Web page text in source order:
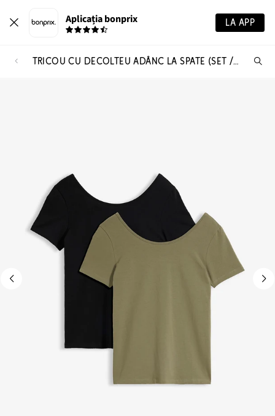
Aplicația bonprix LA APP
TRICOU CU DECOLTEU ADÂNC LA SPATE (SET /2 BUC.)